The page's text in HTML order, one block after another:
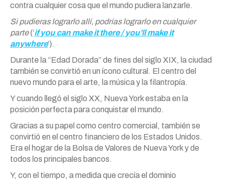
contra cualquier cosa que el mundo pudiera lanzarle.
Si pudieras lograrlo allí, podrías lograrlo en cualquier
parte(‘if you can make it there / you’ll make it
anywhere’).
Durante la “Edad Dorada” de fines del siglo XIX, la ciudad
también se convirtió en un ícono cultural. El centro del
nuevo mundo para el arte, la música y la filantropía.
Y cuando llegó el siglo XX, Nueva York estaba en la
posición perfecta para conquistar el mundo.
Gracias a su papel como centro comercial, también se
convirtió en el centro financiero de los Estados Unidos.
Era el hogar de la Bolsa de Valores de Nueva York y de
todos los principales bancos.
Y, con el tiempo, a medida que crecía el dominio